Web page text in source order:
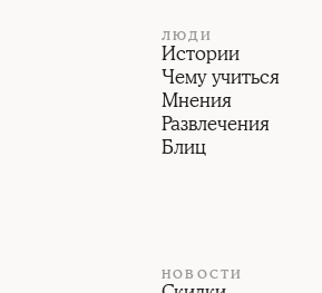
ЛЮДИ
Истории
Чему учиться
Мнения
Развлечения
Блиц
НОВОСТИ